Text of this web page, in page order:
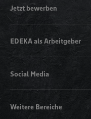
Jetzt bewerben
EDEKA als Arbeitgeber
Social Media
Weitere Bereiche